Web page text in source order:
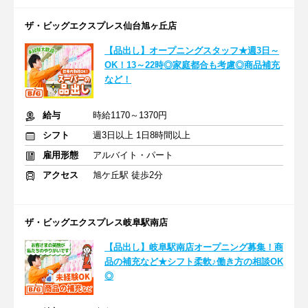
ザ・ビッグエクスプレス仙台旭ヶ丘店
【品出し】オープニングスタッフ★週3日～
OK！13～22時◎家庭都合も考慮◎商品補充
など！
給与
時給1170～1370円
シフト
週3日以上 1日8時間以上
雇用形態
アルバイト・パート
アクセス
旭ケ丘駅 徒歩2分
ザ・ビッグエクスプレス岐阜駅南店
【品出し】岐阜駅南店オープニング募集！商
品の補充など★シフト柔軟♪働き方の相談OK
◎